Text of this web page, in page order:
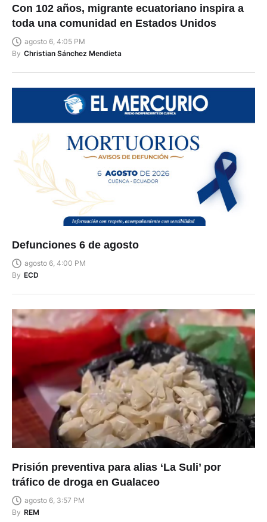
Con 102 años, migrante ecuatoriano inspira a
toda una comunidad en Estados Unidos
agosto 6, 4:05 PM
By Christian Sánchez Mendieta
Defunciones 6 de agosto
agosto 6, 4:00 PM
By ECD
Prisión preventiva para alias ‘La Suli’ por
tráfico de droga en Gualaceo
agosto 6, 3:57 PM
By REM